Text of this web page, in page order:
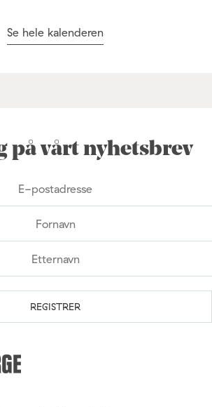
Se hele kalenderen
på vårt nyhetsbrev